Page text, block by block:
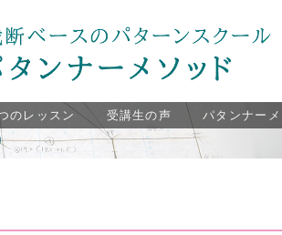
のレッスン 受講生の声 パタンナー